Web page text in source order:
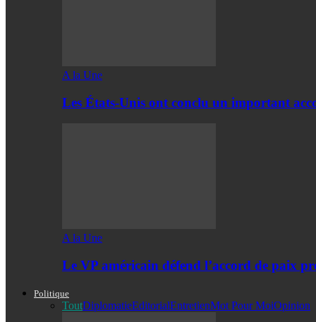
A la Une
Les États-Unis ont conclu un important
A la Une
Le VP américain défend l’accord de paix
Politique
ToutDiplomatieEditorialEntretienMot Pour MoiOpinion